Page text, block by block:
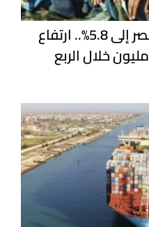
تراجع معدل البطالة في مصر إلى 5.8%.. ارتفاع
عدد المشتغلين إلى 33.6 مليون خلال الربع